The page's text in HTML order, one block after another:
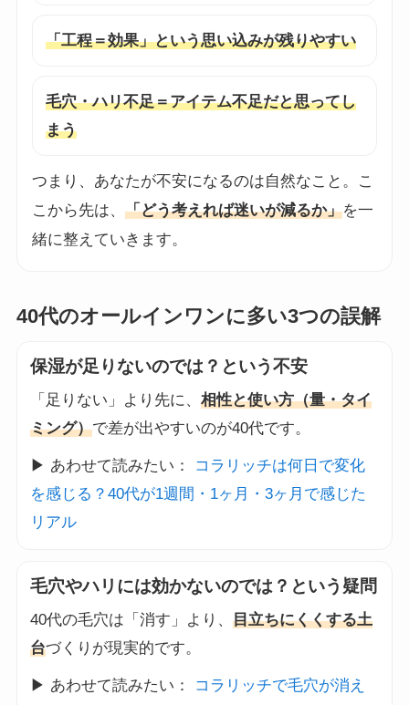
「工程＝効果」という思い込みが残りやすい
毛穴・ハリ不足＝アイテム不足だと思ってし
まう
つまり、あなたが不安になるのは自然なこと。こ
こから先は、 「どう考えれば迷いが減るか」を一
緒に整えていきます。
40代のオールインワンに多い3つの誤解
保湿が足りないのでは？という不安
「足りない」より先に、 相性と使い方（量・タイ
ミング）で差が出やすいのが40代です。
▶ あわせて読みたい：
コラリッチは何日で変化
を感じる？40代が1週間・1ヶ月・3ヶ月で感じた
リアル
毛穴やハリには効かないのでは？という疑問
40代の毛穴は「消す」より、 目立ちにくくする土
台づくりが現実的です。
▶ あわせて読みたい： コラリッチで毛穴が消え